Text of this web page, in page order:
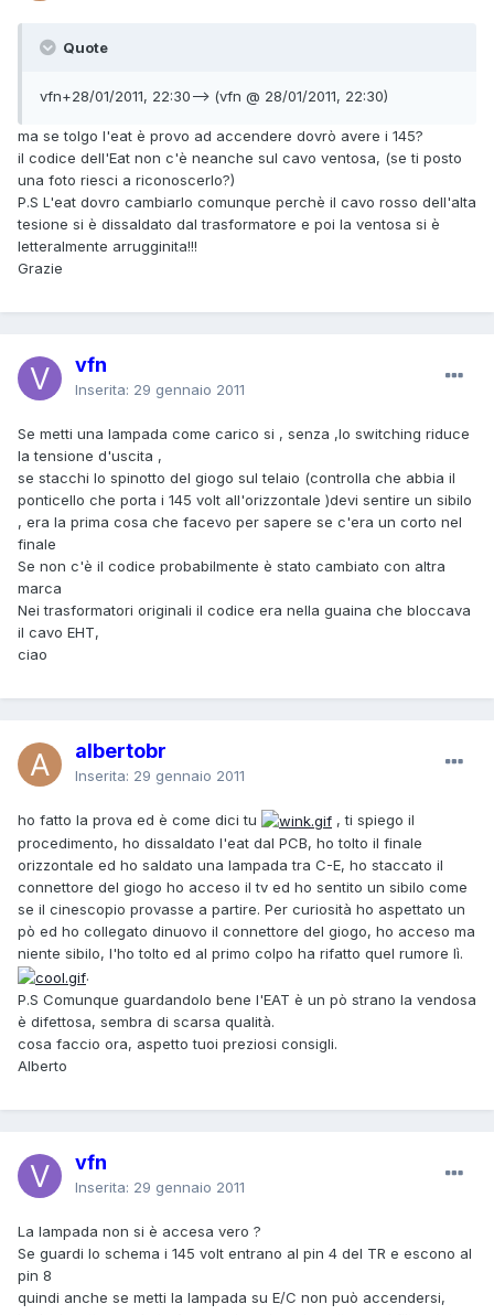
Quote
vfn+28/01/2011, 22:30--> (vfn @ 28/01/2011, 22:30)
ma se tolgo l'eat è provo ad accendere dovrò avere i 145?
il codice dell'Eat non c'è neanche sul cavo ventosa, (se ti posto
una foto riesci a riconoscerlo?)
P.S L'eat dovro cambiarlo comunque perchè il cavo rosso dell'alta
tesione si è dissaldato dal trasformatore e poi la ventosa si è
letteralmente arrugginita!!!
Grazie
vfn
Inserita: 29 gennaio 2011
Se metti una lampada come carico si , senza ,lo switching riduce
la tensione d'uscita ,
se stacchi lo spinotto del giogo sul telaio (controlla che abbia il
ponticello che porta i 145 volt all'orizzontale )devi sentire un sibilo
, era la prima cosa che facevo per sapere se c'era un corto nel
finale
Se non c'è il codice probabilmente è stato cambiato con altra
marca
Nei trasformatori originali il codice era nella guaina che bloccava
il cavo EHT,
ciao
albertobr
Inserita: 29 gennaio 2011
ho fatto la prova ed è come dici tu
, ti spiego il
procedimento, ho dissaldato l'eat dal PCB, ho tolto il finale
orizzontale ed ho saldato una lampada tra C-E, ho staccato il
connettore del giogo ho acceso il tv ed ho sentito un sibilo come
se il cinescopio provasse a partire. Per curiosità ho aspettato un
pò ed ho collegato dinuovo il connettore del giogo, ho acceso ma
niente sibilo, l'ho tolto ed al primo colpo ha rifatto quel rumore lì.
.
P.S Comunque guardandolo bene l'EAT è un pò strano la vendosa
è difettosa, sembra di scarsa qualità.
cosa faccio ora, aspetto tuoi preziosi consigli.
Alberto
vfn
Inserita: 29 gennaio 2011
La lampada non si è accesa vero ?
Se guardi lo schema i 145 volt entrano al pin 4 del TR e escono al
pin 8
quindi anche se metti la lampada su E/C non può accendersi,